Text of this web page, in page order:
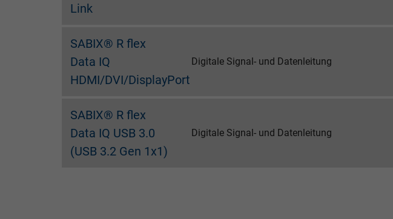
Laufzeit 1 Tag
Link
SABIX® R flex
Data IQ
HDMI/DVI/DisplayPort
Digitale Signal- und Datenleitung
SABIX® R flex
Data IQ USB 3.0
(USB 3.2 Gen 1x1)
Digitale Signal- und Datenleitung